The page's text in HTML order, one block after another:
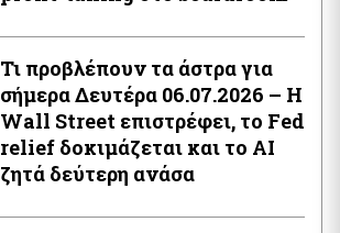
Τι προβλέπουν τα άστρα για
σήμερα Δευτέρα 06.07.2026 – Η
Wall Street επιστρέφει, το Fed
relief δοκιμάζεται και το AI
ζητά δεύτερη ανάσα